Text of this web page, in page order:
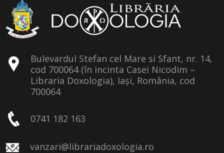
Bulevardul Stefan cel Mare si Sfant, nr. 14,
cod 700064 (în incinta Casei Nicodim –
Libraria Doxologia), Iași, România, cod
700064
0741 182 163
vanzari@librariadoxologia.ro